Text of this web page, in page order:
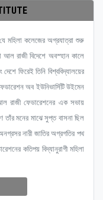
মহিলা কলেজের অগ্রযাত্রা শুরু
রাজী বিদেশে অবস্হান কালে
ফিরেই তিনি বিশ্ববিদ্যালয়ের
অব ইউনিভার্সিটি উইমেন
রাজী ফেডারেশনের এক সভায়
তাঁর মনের মাঝে সুপ্ত বাসনা ছিল
নারী জাতির অগ্রগতির পথ
কতিপয় বিদ্যানুরাগী মহিলা